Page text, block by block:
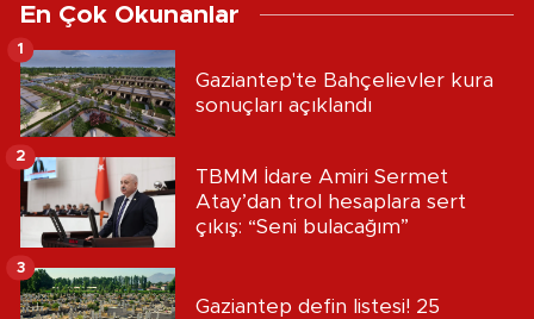
En Çok Okunanlar
Gaziantep'te Bahçelievler kura
sonuçları açıklandı
1
TBMM İdare Amiri Sermet
Atay’dan trol hesaplara sert
çıkış: “Seni bulacağım”
2
Gaziantep defin listesi! 25
3